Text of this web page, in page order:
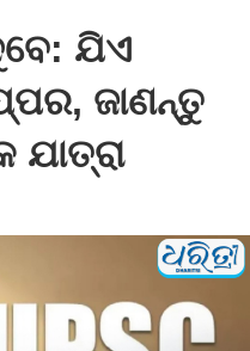
ଯିଏ
ଜାଣନ୍ତୁ
ଯାତ୍ରା